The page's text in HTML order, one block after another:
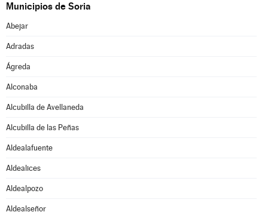
Municipios de Soria
Abejar
Adradas
Ágreda
Alconaba
Alcubilla de Avellaneda
Alcubilla de las Peñas
Aldealafuente
Aldealices
Aldealpozo
Aldealseñor